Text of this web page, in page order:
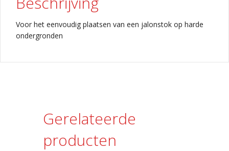
Voor het eenvoudig plaatsen van een jalonstok op harde
ondergronden
Gerelateerde
producten